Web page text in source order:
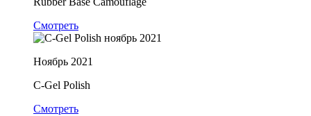
Смотреть
Ноябрь 2021
C-Gel Polish
Смотреть